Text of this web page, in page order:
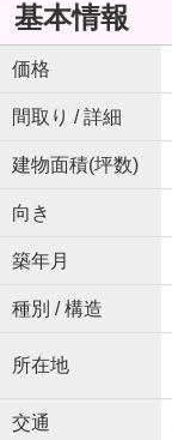
基本情報
価格
間取り / 詳細
建物面積(坪数)
向き
築年月
種別 / 構造
所在地
交通